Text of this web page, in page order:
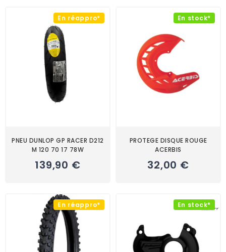
En réappro*
PNEU DUNLOP GP RACER D212
M 120 70 17 78W
139,90 €
En stock*
PROTEGE DISQUE ROUGE
ACERBIS
32,00 €
En réappro* En stock*